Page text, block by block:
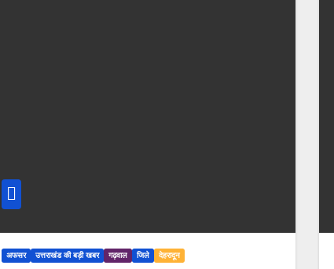
अफसर उत्तराखंड की बड़ी खबर गढ़वाल जिले देहरादून